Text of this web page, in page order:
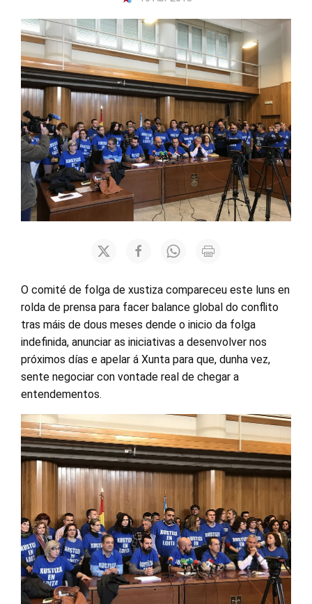
O comité de folga de xustiza compareceu este luns en
rolda de prensa para facer balance global do conflito
tras máis de dous meses dende o inicio da folga
indefinida, anunciar as iniciativas a desenvolver nos
próximos días e apelar á Xunta para que, dunha vez,
sente negociar con vontade real de chegar a
entendementos.